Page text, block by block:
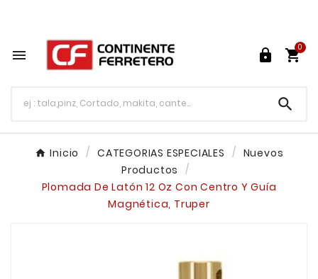
  
0

Inicio CATEGORIAS ESPECIALES
Nuevos
Productos
Plomada De Latón 12 Oz Con Centro Y Guía
Magnética, Truper